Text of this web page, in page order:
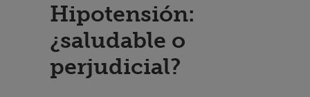
Hipotensión:
¿saludable o
perjudicial?